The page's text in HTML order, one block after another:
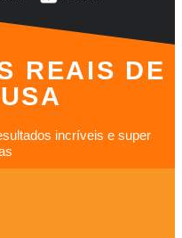
REAIS DE
incríveis e super